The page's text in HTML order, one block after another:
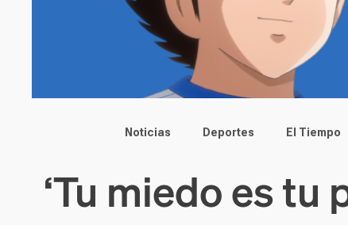
Main menu
Noticias Deportes El Tiempo
‘Tu miedo es tu